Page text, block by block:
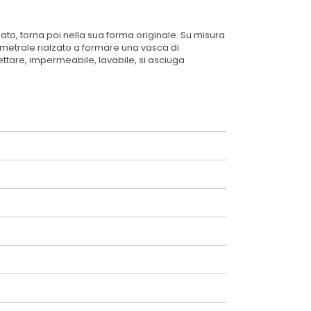
torna poi nella sua forma originale. Su misura
rialzato a formare una vasca di
impermeabile, lavabile, si asciuga